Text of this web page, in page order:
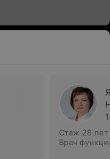
Стаж 28 лет
Врач